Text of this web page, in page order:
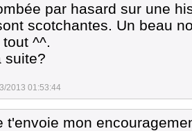
par hasard sur une
scotchantes. Un beau
^^.
suite?
2013 01:53:44
t'envoie mon